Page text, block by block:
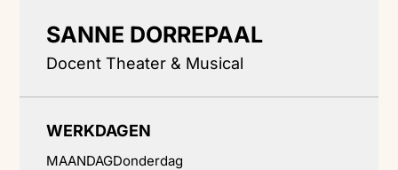
SANNE DORREPAAL
Docent Theater & Musical
WERKDAGEN
MAANDAGDonderdag